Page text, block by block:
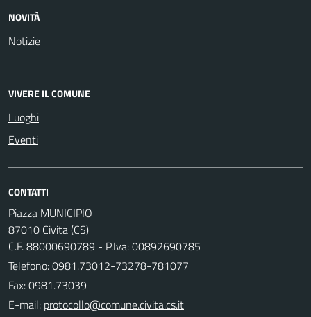
NOVITÀ
Notizie
VIVERE IL COMUNE
Luoghi
Eventi
CONTATTI
Piazza MUNICIPIO
87010 Civita (CS)
C.F. 88000690789 - P.Iva: 00892690785
Telefono:0981.73012-73278-781077
Fax: 0981.73039
E-mail: